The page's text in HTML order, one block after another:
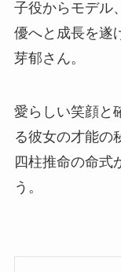
子役からモデル
優へと成長を遂
芽郁さん。
愛らしい笑顔と
る彼女の才能の
四柱推命の命式
う。